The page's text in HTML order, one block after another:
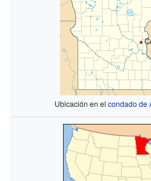
Ubicación en el condado de